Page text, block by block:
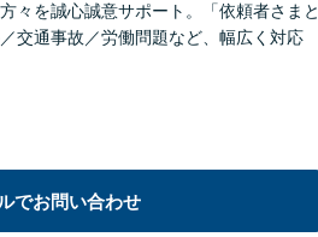
々を誠心誠意サポート。「依頼者さまと
交通事故／労働問題など、幅広く対応
でお問い合わせ